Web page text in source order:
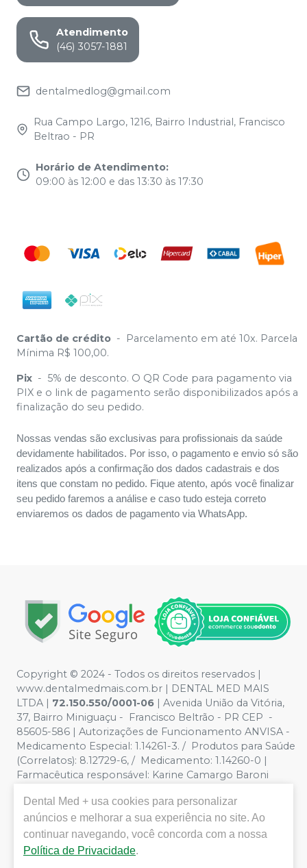
Atendimento
(46) 3057-1881
dentalmedlog@gmail.com
Rua Campo Largo, 1216, Bairro Industrial, Francisco
Beltrao - PR
Horário de Atendimento:
09:00 às 12:00 e das 13:30 às 17:30
Cartão de crédito -
Parcelamento em até 10x. Parcela
Mínima R$ 100,00.
Pix - 5% de desconto. O QR Code para pagamento via
PIX e o link de pagamento serão disponibilizados após a
finalização do seu pedido.
Nossas vendas são exclusivas para profissionais da saúde
devidamente habilitados. Por isso, o pagamento e envio só são
realizados após a confirmação dos dados cadastrais e dos
itens que constam no pedido. Fique atento, após você finalizar
seu pedido faremos a análise e caso tudo esteja correto
enviaremos os dados de pagamento via WhatsApp.
Copyright © 2024 - Todos os direitos reservados |
www.dentalmedmais.com.br | DENTAL MED MAIS
LTDA | 72.150.550/0001-06 | Avenida União da Vitória,
37, Bairro Miniguaçu - Francisco Beltrão - PR CEP -
85605-586 | Autorizações de Funcionamento ANVISA -
Medicamento Especial: 1.14261-3. / Produtos para Saúde
(Correlatos): 8.12729-6, / Medicamento: 1.14260-0 |
Farmacêutica responsável: Karine Camargo Baroni
Fotos meramente ilustrativas - Os preços e condições
da loja virtual estão sujeitos a alterações. Em caso de
divergência de preços no site, o valor válido é o do
Carrinho de Compra. Não vendemos por atacado, por
Dental Med + usa cookies para personalizar
anúncios e melhorar a sua experiência no site. Ao
continuar navegando, você concorda com a nossa
Política de Privacidade.